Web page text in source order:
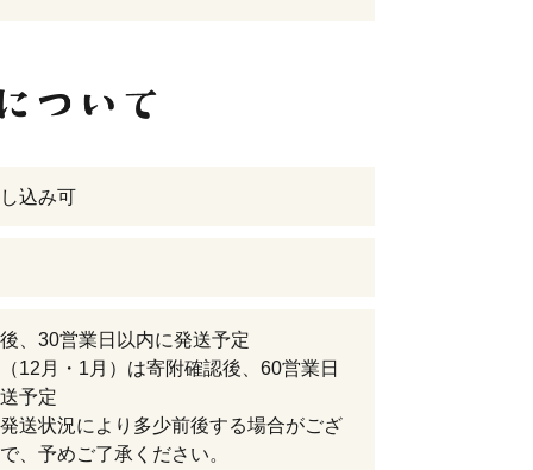
込み可
、30営業日以内に発送予定
12月・1月）は寄附確認後、60営業日
予定
送状況により多少前後する場合がござ
、予めご了承ください。